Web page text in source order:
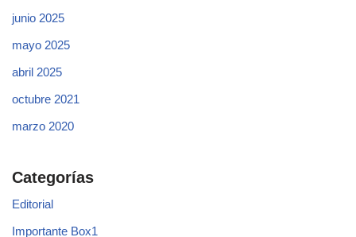
junio 2025
mayo 2025
abril 2025
octubre 2021
marzo 2020
Categorías
Editorial
Importante Box1